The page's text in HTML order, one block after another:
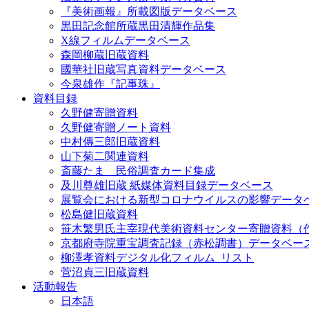
『美術画報』所載図版データベース
黒田記念館所蔵黒田清輝作品集
X線フィルムデータベース
森岡柳蔵旧蔵資料
國華社旧蔵写真資料データベース
今泉雄作『記事珠』
資料目録
久野健寄贈資料
久野健寄贈ノート資料
中村傳三郎旧蔵資料
山下菊二関連資料
斎藤たま 民俗調査カード集成
及川尊雄旧蔵 紙媒体資料目録データベース
展覧会における新型コロナウイルスの影響データ
松島健旧蔵資料
笹木繁男氏主宰現代美術資料センター寄贈資料（
京都府寺院重宝調査記録（赤松調書）データベー
柳澤孝資料デジタル化フィルム_リスト
菅沼貞三旧蔵資料
活動報告
日本語